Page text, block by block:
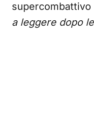
supercombattivo
a leggere dopo